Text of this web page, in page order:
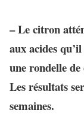
– Le citron
aux acides
une rondelle
Les résultats
semaines.